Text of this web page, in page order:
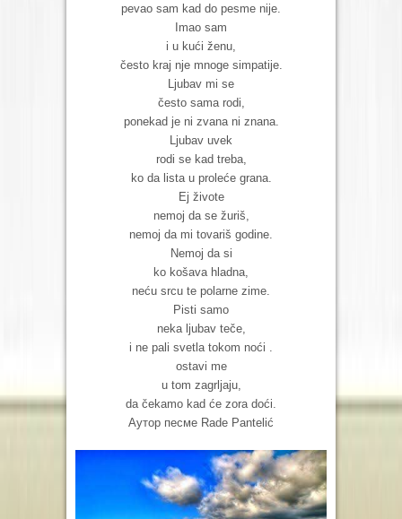
pevao sam kad do pesme nije.
Imao sam
i u kući ženu,
često kraj nje mnoge simpatije.
Ljubav mi se
često sama rodi,
ponekad je ni zvana ni znana.
Ljubav uvek
rodi se kad treba,
ko da lista u proleće grana.
Ej živote
nemoj da se žuriš,
nemoj da mi tovariš godine.
Nemoj da si
ko košava hladna,
neću srcu te polarne zime.
Pisti samo
neka ljubav teče,
i ne pali svetla tokom noći .
ostavi me
u tom zagrljaju,
da čekamo kad će zora doći.
Аутор песме Rade Pantelić